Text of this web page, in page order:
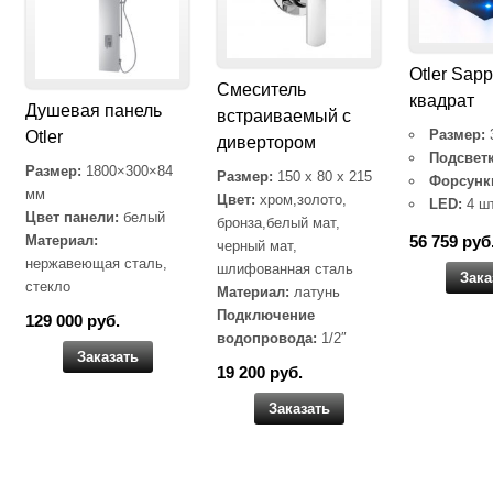
Душевая панель
Otler
Размер: 1800×300×84
мм
Цвет панели: белый
Материал:
нержавеющая сталь,
стекло
129 000 руб.
Заказать
Cмеситель
встраиваемый с
дивертором
Размер: 150 x 80 x 215
Цвет: хром,золото,
бронза,белый мат,
черный мат,
шлифованная сталь
Материал: латунь
Подключение
водопровода: 1/2″
19 200 руб.
Заказать
Otler
квадрат
Размер:
LED: 4
56 759